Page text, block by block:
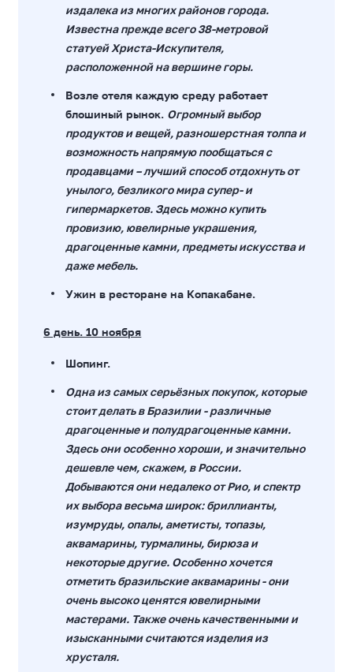
издалека из многих районов города.
Известна прежде всего 38-метровой
статуей Христа-Искупителя,
расположенной на вершине горы.
Возле отеля каждую среду работает
блошиный рынок. Огромный выбор
продуктов и вещей, разношерстная толпа и
возможность напрямую пообщаться с
продавцами – лучший способ отдохнуть от
унылого, безликого мира супер- и
гипермаркетов. Здесь можно купить
провизию, ювелирные украшения,
драгоценные камни, предметы искусства и
даже мебель.
Ужин в ресторане на Копакабане.
6 день. 10 ноября
Шопинг.
Одна из самых серьёзных покупок, которые
стоит делать в Бразилии - различные
драгоценные и полудрагоценные камни.
Здесь они особенно хороши, и значительно
дешевле чем, скажем, в России.
Добываются они недалеко от Рио, и спектр
их выбора весьма широк: бриллианты,
изумруды, опалы, аметисты, топазы,
аквамарины, турмалины, бирюза и
некоторые другие. Особенно хочется
отметить бразильские аквамарины - они
очень высоко ценятся ювелирными
мастерами. Также очень качественными и
изысканными считаются изделия из
хрусталя.